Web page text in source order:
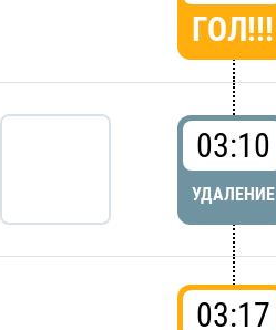
ГОЛ!!!
03:10
УДАЛЕНИЕ
03:17